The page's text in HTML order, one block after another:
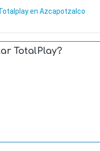
en Azcapotzalco
TotalPlay?